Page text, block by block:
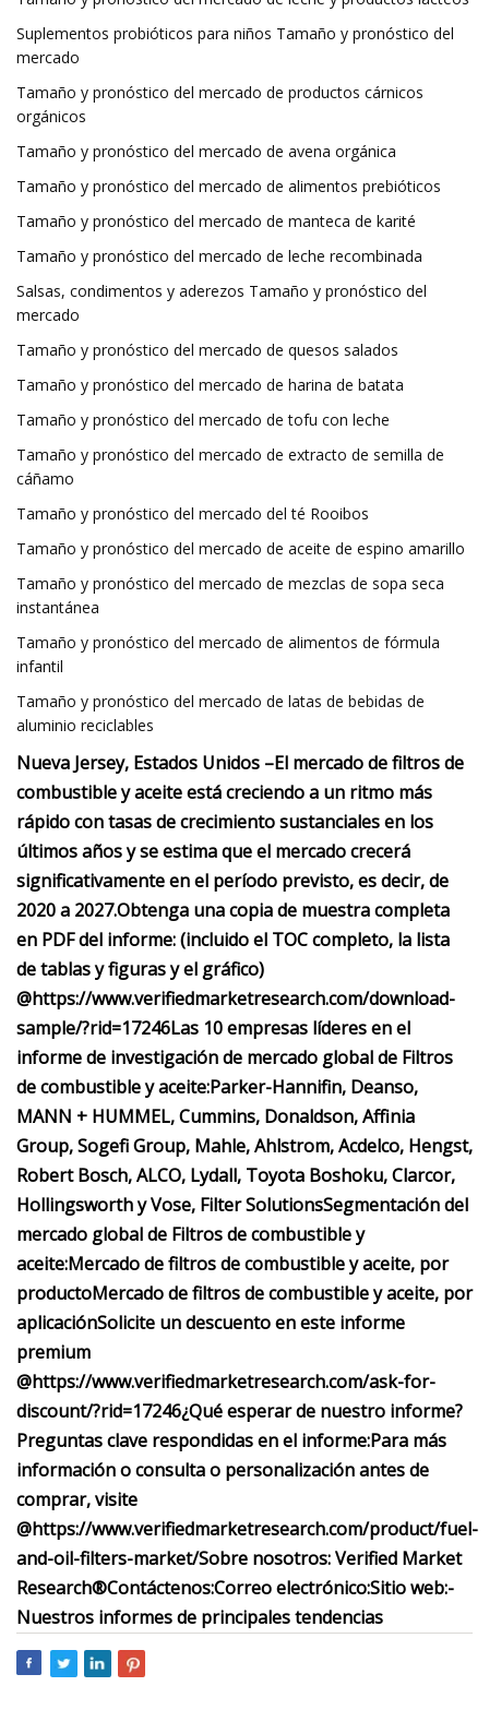
Suplementos probióticos para niños Tamaño y pronóstico del
mercado
Tamaño y pronóstico del mercado de productos cárnicos
orgánicos
Tamaño y pronóstico del mercado de avena orgánica
Tamaño y pronóstico del mercado de alimentos prebióticos
Tamaño y pronóstico del mercado de manteca de karité
Tamaño y pronóstico del mercado de leche recombinada
Salsas, condimentos y aderezos Tamaño y pronóstico del
mercado
Tamaño y pronóstico del mercado de quesos salados
Tamaño y pronóstico del mercado de harina de batata
Tamaño y pronóstico del mercado de tofu con leche
Tamaño y pronóstico del mercado de extracto de semilla de
cáñamo
Tamaño y pronóstico del mercado del té Rooibos
Tamaño y pronóstico del mercado de aceite de espino amarillo
Tamaño y pronóstico del mercado de mezclas de sopa seca
instantánea
Tamaño y pronóstico del mercado de alimentos de fórmula
infantil
Tamaño y pronóstico del mercado de latas de bebidas de
aluminio reciclables
Nueva Jersey, Estados Unidos –El mercado de filtros de
combustible y aceite está creciendo a un ritmo más
rápido con tasas de crecimiento sustanciales en los
últimos años y se estima que el mercado crecerá
significativamente en el período previsto, es decir, de
2020 a 2027.Obtenga una copia de muestra completa
en PDF del informe: (incluido el TOC completo, la lista
de tablas y figuras y el gráfico)
@https://www.verifiedmarketresearch.com/download-
sample/?rid=17246Las 10 empresas líderes en el
informe de investigación de mercado global de Filtros
de combustible y aceite:Parker-Hannifin, Deanso,
MANN + HUMMEL, Cummins, Donaldson, Affinia
Group, Sogefi Group, Mahle, Ahlstrom, Acdelco, Hengst,
Robert Bosch, ALCO, Lydall, Toyota Boshoku, Clarcor,
Hollingsworth y Vose, Filter SolutionsSegmentación del
mercado global de Filtros de combustible y
aceite:Mercado de filtros de combustible y aceite, por
productoMercado de filtros de combustible y aceite, por
aplicaciónSolicite un descuento en este informe
premium
@https://www.verifiedmarketresearch.com/ask-for-
discount/?rid=17246¿Qué esperar de nuestro informe?
Preguntas clave respondidas en el informe:Para más
información o consulta o personalización antes de
comprar, visite
@https://www.verifiedmarketresearch.com/product/fuel-
and-oil-filters-market/Sobre nosotros: Verified Market
Research®Contáctenos:Correo electrónico:Sitio web:-
Nuestros informes de principales tendencias